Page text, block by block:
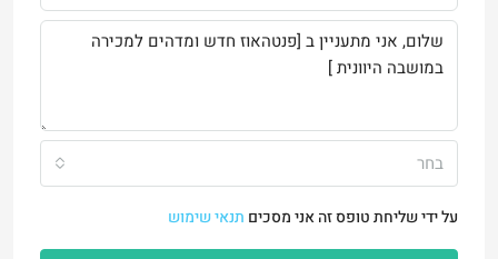
בחר
על ידי שליחת טופס זה אני מסכים תנאי שימוש